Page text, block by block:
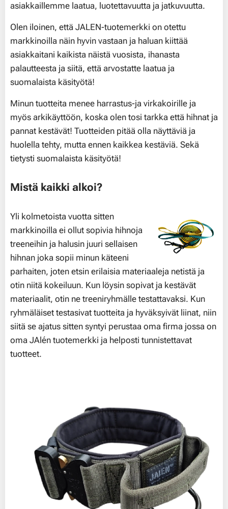
asiakkaillemme laatua, luotettavuutta ja jatkuvuutta.
Olen iloinen, että JALEN-tuotemerkki on otettu
markkinoilla näin hyvin vastaan ja haluan kiittää
asiakkaitani kaikista näistä vuosista, ihanasta
palautteesta ja siitä, että arvostatte laatua ja
suomalaista käsityötä!
Minun tuotteita menee harrastus-ja virkakoirille ja
myös arkikäyttöön, koska olen tosi tarkka että hihnat ja
pannat kestävät! Tuotteiden pitää olla näyttäviä ja
huolella tehty, mutta ennen kaikkea kestäviä. Sekä
tietysti suomalaista käsityötä!
Mistä kaikki alkoi?
Yli kolmetoista vuotta sitten
markkinoilla ei ollut sopivia hihnoja
treeneihin ja halusin juuri sellaisen
hihnan joka sopii minun käteeni
parhaiten, joten etsin erilaisia materiaaleja netistä ja
otin niitä kokeiluun. Kun löysin sopivat ja kestävät
materiaalit, otin ne treeniryhmälle testattavaksi. Kun
ryhmäläiset testasivat tuotteita ja hyväksyivät liinat, niin
siitä se ajatus sitten syntyi perustaa oma firma jossa on
oma JAlén tuotemerkki ja helposti tunnistettavat
tuotteet.